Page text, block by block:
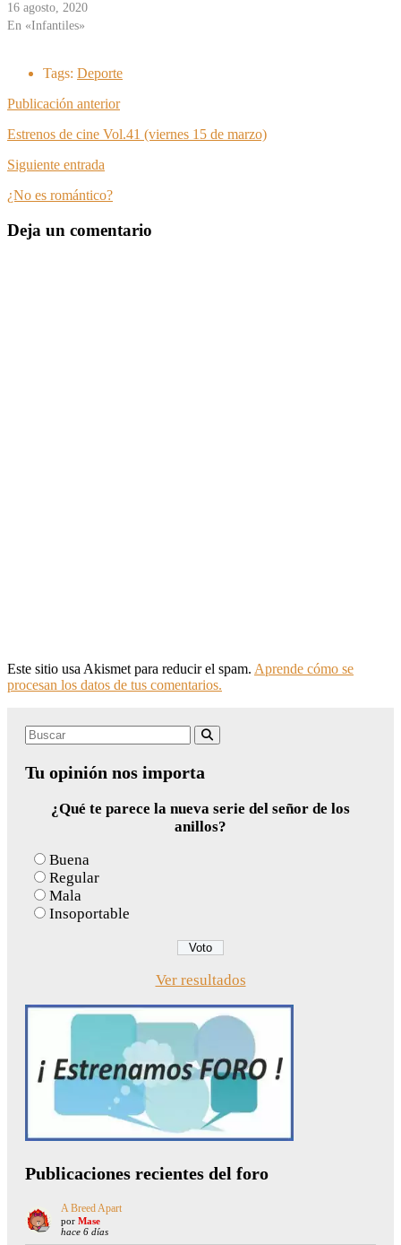
16 agosto, 2020
En «Infantiles»
Tags: Deporte
Publicación anterior
Estrenos de cine Vol.41 (viernes 15 de marzo)
Siguiente entrada
¿No es romántico?
Deja un comentario
Este sitio usa Akismet para reducir el spam. Aprende cómo se
procesan los datos de tus comentarios.
Search
Tu opinión nos importa
¿Qué te parece la nueva serie del señor de los
anillos?
Buena
Regular
Mala
Insoportable
Ver resultados
Publicaciones recientes del foro
A Breed Apart
por Mase
hace 6 días